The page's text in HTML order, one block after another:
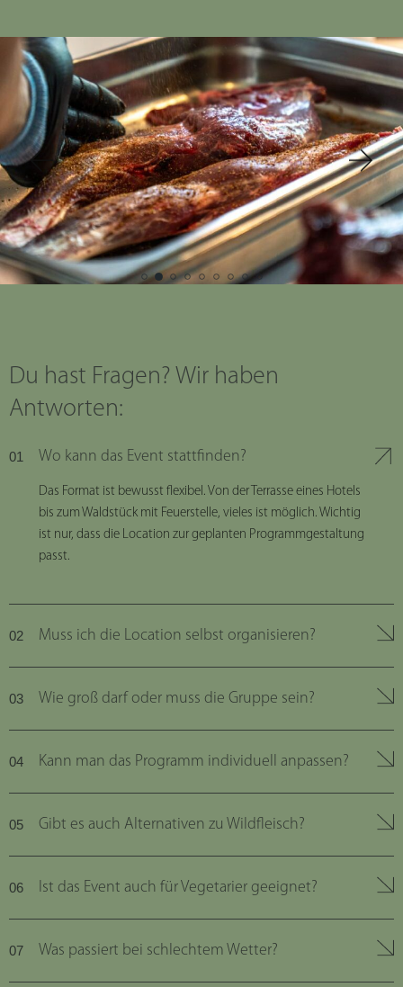
Du hast Fragen? Wir haben
Antworten:
Wo kann das Event stattfinden?
Das Format ist bewusst flexibel. Von der Terrasse eines Hotels
bis zum Waldstück mit Feuerstelle, vieles ist möglich. Wichtig
ist nur, dass die Location zur geplanten Programmgestaltung
passt.
Muss ich die Location selbst organisieren?
Wie groß darf oder muss die Gruppe sein?
Kann man das Programm individuell anpassen?
Gibt es auch Alternativen zu Wildfleisch?
Ist das Event auch für Vegetarier geeignet?
Was passiert bei schlechtem Wetter?